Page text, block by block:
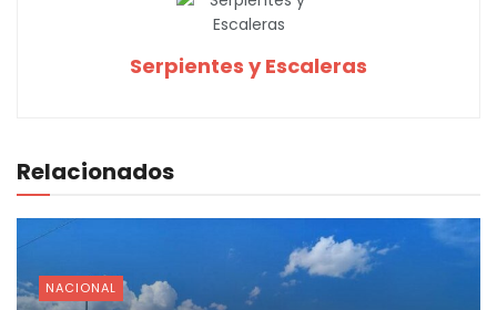
Serpientes y Escaleras
Relacionados
NACIONAL